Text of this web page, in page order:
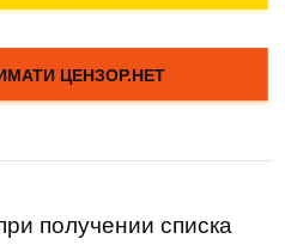
получении списка